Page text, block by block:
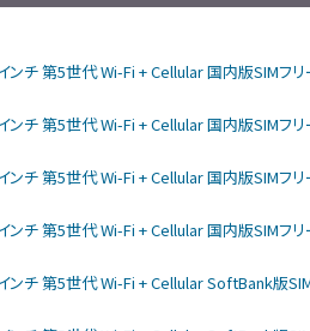
ンチ 第5世代 Wi-Fi + Cellular 国内版SIMフリ
ンチ 第5世代 Wi-Fi + Cellular 国内版SIMフリ
ンチ 第5世代 Wi-Fi + Cellular 国内版SIMフリ
ンチ 第5世代 Wi-Fi + Cellular 国内版SIMフリ
ンチ 第5世代 Wi-Fi + Cellular SoftBank版